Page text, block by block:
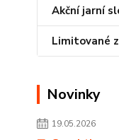
Akční jarní
Limitované
Novinky
19.05.2026